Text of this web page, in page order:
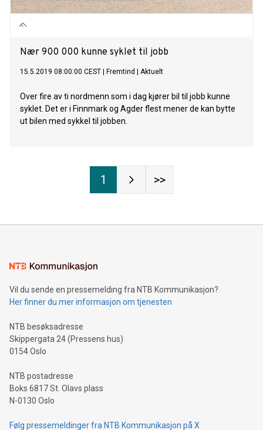
Nær 900 000 kunne syklet til jobb
15.5.2019 08:00:00 CEST Fremtind Aktuelt
Over fire av ti nordmenn som i dag kjører bil til jobb kunne
syklet. Det er i Finnmark og Agder flest mener de kan bytte
ut bilen med sykkel til jobben.
1 >>
Vil du sende en pressemelding fra NTB Kommunikasjon?
Her finner du mer informasjon om tjenesten
NTB besøksadresse
Skippergata 24 (Pressens hus)
0154 Oslo
NTB postadresse
Boks 6817 St. Olavs plass
N-0130 Oslo
Følg pressemeldinger fra NTB Kommunikasjon på X